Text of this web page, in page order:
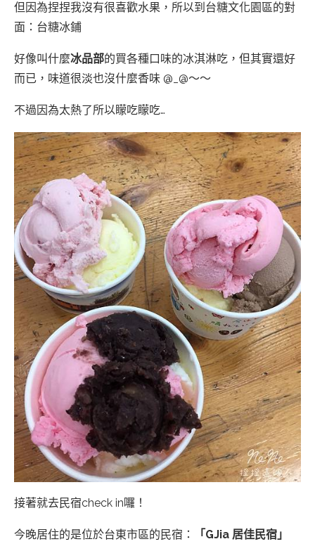
但因為捏捏我沒有很喜歡水果，所以到台糖文化園區的對
面：台糖冰鋪
好像叫什麼冰品部的買各種口味的冰淇淋吃，但其實還好
而已，味道很淡也沒什麼香味 @_@～～
不過因為太熱了所以矇吃矇吃…
接著就去民宿check in囉！
今晚居住的是位於台東市區的民宿： 「GJia 居佳民宿」